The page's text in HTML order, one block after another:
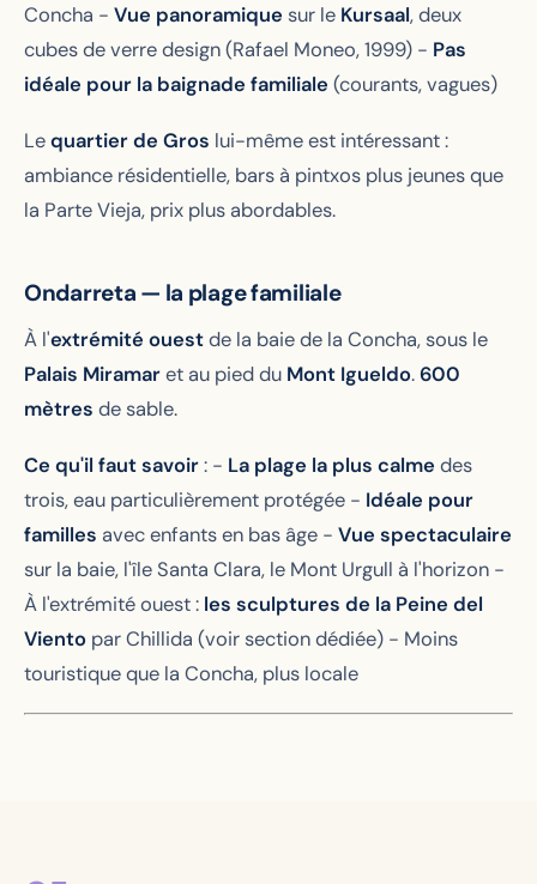
Concha - Vue panoramique sur le Kursaal, deux
cubes de verre design (Rafael Moneo, 1999) - Pas
idéale pour la baignade familiale (courants, vagues)
Lequartier de Gros lui-même est intéressant :
ambiance résidentielle, bars à pintxos plus jeunes que
la Parte Vieja, prix plus abordables.
Ondarreta — la plage familiale
À l'extrémité ouestde la baie de la Concha, sous le
Palais Miramaret au pied du Mont Igueldo.600
mètres de sable.
Ce qu'il faut savoir: - La plage la plus calme des
trois, eau particulièrement protégée - Idéale pour
familles avec enfants en bas âge - Vue spectaculaire
sur la baie, l'île Santa Clara, le Mont Urgull à l'horizon -
À l'extrémité ouest : les sculptures de la Peine del
Viento par Chillida (voir section dédiée) - Moins
touristique que la Concha, plus locale